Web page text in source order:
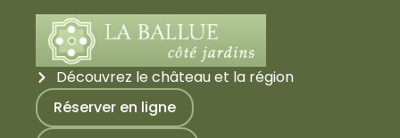
Découvrez le château et la région
Réserver en ligne